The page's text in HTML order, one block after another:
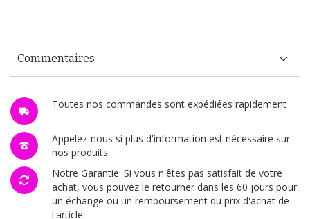
Toutes nos commandes sont expédiées rapidement
Appelez-nous si plus d'information est nécessaire sur
nos produits
Notre Garantie: Si vous n'êtes pas satisfait de votre
achat, vous pouvez le retourner dans les 60 jours pour
un échange ou un remboursement du prix d'achat de
l'article.
Commentaires